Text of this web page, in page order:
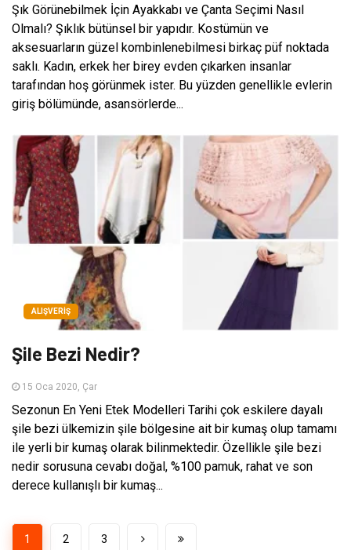
Şık Görünebilmek İçin Ayakkabı ve Çanta Seçimi Nasıl
Olmalı? Şıklık bütünsel bir yapıdır. Kostümün ve
aksesuarların güzel kombinlenebilmesi birkaç püf noktada
saklı. Kadın, erkek her birey evden çıkarken insanlar
tarafından hoş görünmek ister. Bu yüzden genellikle evlerin
giriş bölümünde, asansörlerde...
ALIŞVERIŞ
Şile Bezi Nedir?
15 Oca 2020, Çar
Sezonun En Yeni Etek Modelleri Tarihi çok eskilere dayalı
şile bezi ülkemizin şile bölgesine ait bir kumaş olup tamamı
ile yerli bir kumaş olarak bilinmektedir. Özellikle şile bezi
nedir sorusuna cevabı doğal, %100 pamuk, rahat ve son
derece kullanışlı bir kumaş...
1 2 3